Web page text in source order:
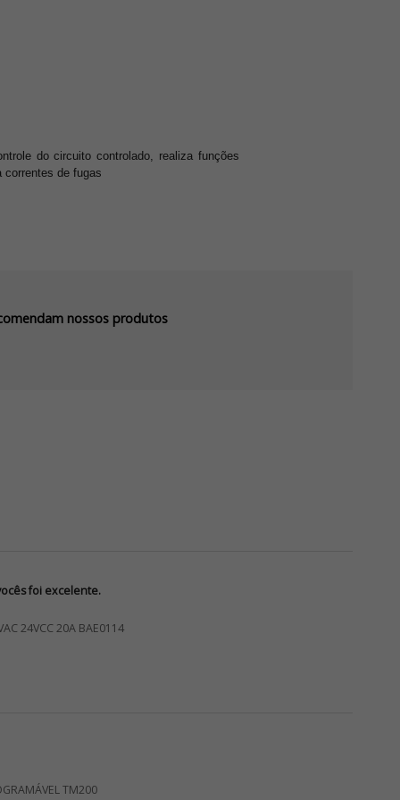
do circuito controlado, realiza funções
de fugas
nossos produtos
foi excelente.
24VCC 20A BAE0114
TM200